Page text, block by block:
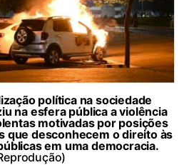
política na sociedade
na esfera pública a violência
motivadas por posições
que desconhecem o direito às
em uma democracia.